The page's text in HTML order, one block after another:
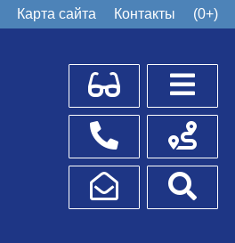
Карта сайта Контакты (0+)
Для слабовидящих
Телефоны
Написать обращение
Схема